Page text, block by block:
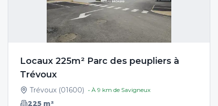
Locaux 225m² Parc des peupliers à
Trévoux
Trévoux (01600) • À 9 km de Savigneux
225 m²